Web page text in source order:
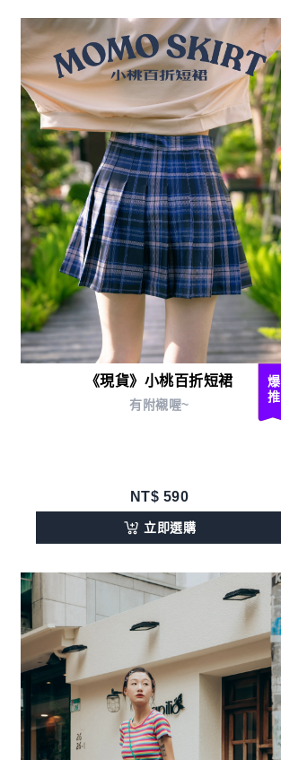
新品
爆推
《現貨》小桃百折短裙
有附襯喔~
NT$ 590
立即選購